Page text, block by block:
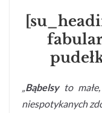
„Bąbelsyto małe,
niespotykanych